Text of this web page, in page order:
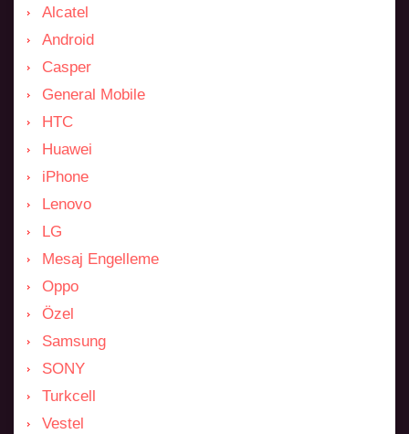
Alcatel
Android
Casper
General Mobile
HTC
Huawei
iPhone
Lenovo
LG
Mesaj Engelleme
Oppo
Özel
Samsung
SONY
Turkcell
Vestel